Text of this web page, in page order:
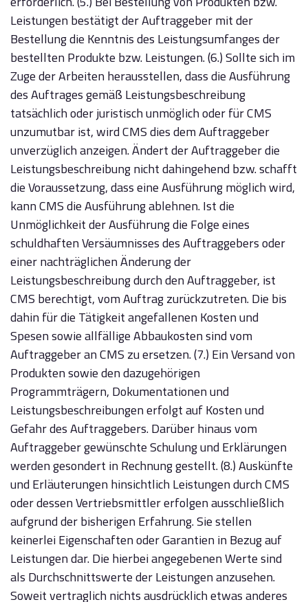
Leistungen bestätigt der Auftraggeber mit der
Bestellung die Kenntnis des Leistungsumfanges der
bestellten Produkte bzw. Leistungen. (6.) Sollte sich im
Zuge der Arbeiten herausstellen, dass die Ausführung
des Auftrages gemäß Leistungsbeschreibung
tatsächlich oder juristisch unmöglich oder für CMS
unzumutbar ist, wird CMS dies dem Auftraggeber
unverzüglich anzeigen. Ändert der Auftraggeber die
Leistungsbeschreibung nicht dahingehend bzw. schafft
die Voraussetzung, dass eine Ausführung möglich wird,
kann CMS die Ausführung ablehnen. Ist die
Unmöglichkeit der Ausführung die Folge eines
schuldhaften Versäumnisses des Auftraggebers oder
einer nachträglichen Änderung der
Leistungsbeschreibung durch den Auftraggeber, ist
CMS berechtigt, vom Auftrag zurückzutreten. Die bis
dahin für die Tätigkeit angefallenen Kosten und
Spesen sowie allfällige Abbaukosten sind vom
Auftraggeber an CMS zu ersetzen. (7.) Ein Versand von
Produkten sowie den dazugehörigen
Programmträgern, Dokumentationen und
Leistungsbeschreibungen erfolgt auf Kosten und
Gefahr des Auftraggebers. Darüber hinaus vom
Auftraggeber gewünschte Schulung und Erklärungen
werden gesondert in Rechnung gestellt. (8.) Auskünfte
und Erläuterungen hinsichtlich Leistungen durch CMS
oder dessen Vertriebsmittler erfolgen ausschließlich
aufgrund der bisherigen Erfahrung. Sie stellen
keinerlei Eigenschaften oder Garantien in Bezug auf
Leistungen dar. Die hierbei angegebenen Werte sind
als Durchschnittswerte der Leistungen anzusehen.
Soweit vertraglich nichts ausdrücklich etwas anderes